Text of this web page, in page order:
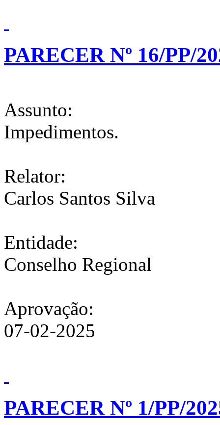
PARECER Nº 16/PP/
Assunto:
Impedimentos.
Relator:
Carlos Santos Silva
Entidade:
Conselho Regional
Aprovação:
07-02-2025
PARECER Nº 1/PP/